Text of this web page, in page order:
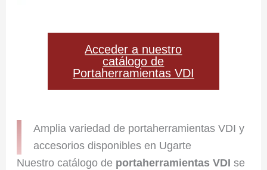
Acceder a nuestro
catálogo de
Portaherramientas VDI
Amplia variedad de portaherramientas VDI y
accesorios disponibles en Ugarte
Nuestro catálogo de portaherramientas VDI se